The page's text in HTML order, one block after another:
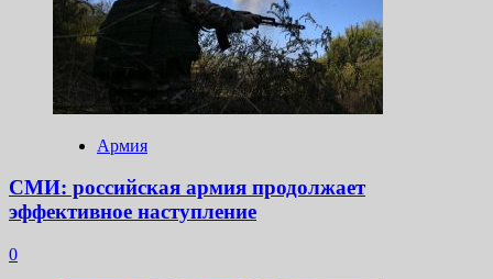
Армия
СМИ: российская армия продолжает
эффективное наступление
0